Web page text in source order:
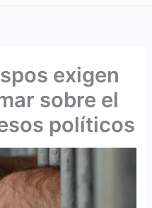
exigen
sobre el
políticos